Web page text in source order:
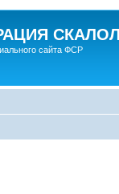
сайта ФСР